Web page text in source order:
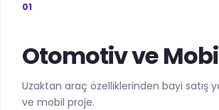
01
Otomotiv ve
Uzaktan araç özelliklerinden bayi satış
ve mobil proje.